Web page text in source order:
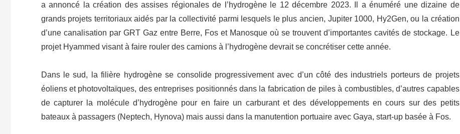
a annoncé la création des assises régionales de l’hydrogène le 12 décembre 2023. Il a énuméré une dizaine de
grands projets territoriaux aidés par la collectivité parmi lesquels le plus ancien, Jupiter 1000, Hy2Gen, ou la création
d’une canalisation par GRT Gaz entre Berre, Fos et Manosque où se trouvent d’importantes cavités de stockage. Le
projet Hyammed visant à faire rouler des camions à l’hydrogène devrait se concrétiser cette année.
Dans le sud, la filière hydrogène se consolide progressivement avec d’un côté des industriels porteurs de projets
éoliens et photovoltaïques, des entreprises positionnés dans la fabrication de piles à combustibles, d’autres capables
de capturer la molécule d’hydrogène pour en faire un carburant et des développements en cours sur des petits
bateaux à passagers (Neptech, Hynova) mais aussi dans la manutention portuaire avec Gaya, start-up basée à Fos.